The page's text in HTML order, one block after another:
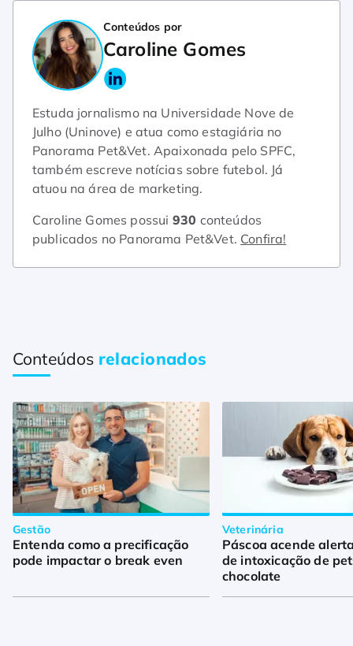
Conteúdos por
Caroline Gomes
Estuda jornalismo na Universidade Nove de
Julho (Uninove) e atua como estagiária no
Panorama Pet&Vet. Apaixonada pelo SPFC,
também escreve notícias sobre futebol. Já
atuou na área de marketing.
Caroline Gomes possui 930 conteúdos
publicados no Panorama Pet&Vet. Confira!
Conteúdos relacionados
Gestão
Entenda como a precificação
pode impactar o break even
Veterinária
Páscoa acende
de intoxicação de
chocolate